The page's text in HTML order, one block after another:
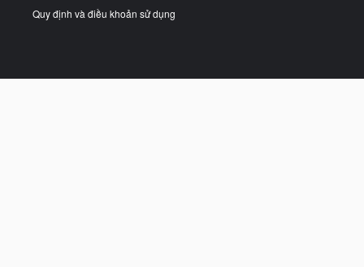
Quy định và điều khoản sử dụng